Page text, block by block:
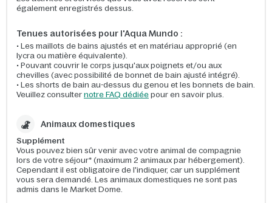
également enregistrés dessus.
Tenues autorisées pour l'Aqua Mundo :
• Les maillots de bains ajustés et en matériau approprié (en
lycra ou matière équivalente).
• Pouvant couvrir le corps jusqu'aux poignets et/ou aux
chevilles (avec possibilité de bonnet de bain ajusté intégré).
• Les shorts de bain au-dessus du genou et les bonnets de bain.
Veuillez consulter notre FAQ dédiée pour en savoir plus.
Animaux domestiques
Supplément
Vous pouvez bien sûr venir avec votre animal de compagnie
lors de votre séjour* (maximum 2 animaux par hébergement).
Cependant il est obligatoire de l'indiquer, car un supplément
vous sera demandé. Les animaux domestiques ne sont pas
admis dans le Market Dome.